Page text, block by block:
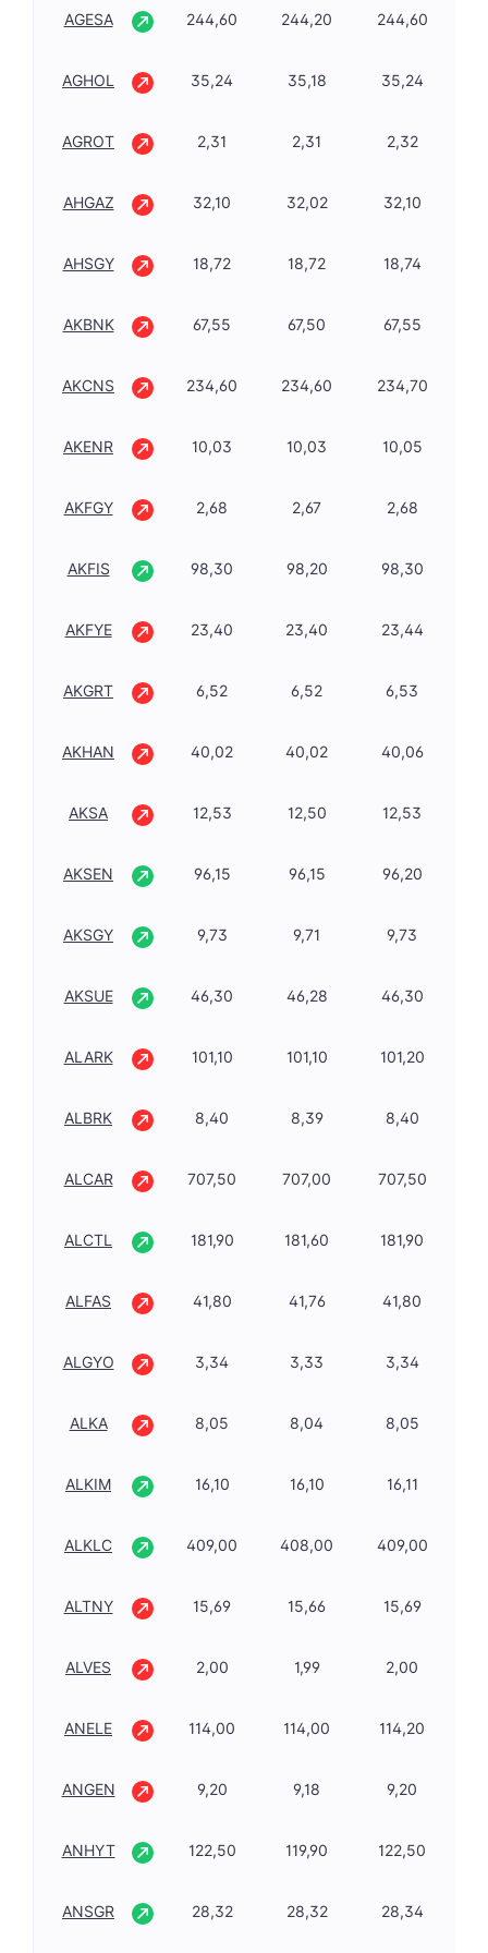
AGESA 244,60 244,20 244,60
AGHOL 35,24 35,18 35,24
AGROT 2,31 2,31 2,32
AHGAZ 32,10 32,02 32,10
AHSGY 18,72 18,72 18,74
AKBNK 67,55 67,50 67,55
AKCNS 234,60 234,60 234,70
AKENR 10,03 10,03 10,05
AKFGY 2,68 2,67 2,68
AKFIS 98,30 98,20 98,30
AKFYE 23,40 23,40 23,44
AKGRT 6,52 6,52 6,53
AKHAN 40,02 40,02 40,06
AKSA 12,53 12,50 12,53
AKSEN 96,15 96,15 96,20
AKSGY 9,73 9,71 9,73
AKSUE 46,30 46,28 46,30
ALARK 101,10 101,10 101,20
ALBRK 8,40 8,39 8,40
ALCAR 707,50 707,00 707,50
ALCTL 181,90 181,60 181,90
ALFAS 41,80 41,76 41,80
ALGYO 3,34 3,33 3,34
ALKA 8,05 8,04 8,05
ALKIM 16,10 16,10 16,11
ALKLC 409,00 408,00 409,00
ALTNY 15,69 15,66 15,69
ALVES 2,00 1,99 2,00
ANELE 114,00 114,00 114,20
ANGEN 9,20 9,18 9,20
ANHYT 122,50 119,90 122,50
ANSGR 28,32 28,32 28,34